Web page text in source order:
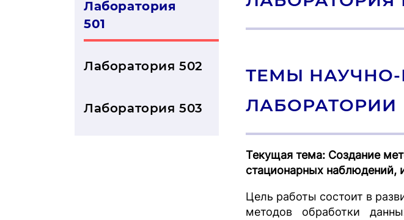
Лаборатория
501
Лаборатория 502
Лаборатория 503
ТЕМЫ НАУЧНО-
ЛАБОРАТОРИИ
Текущая тема: Создание
стационарных наблюдений,
Цель работы состоит в
методов обработки